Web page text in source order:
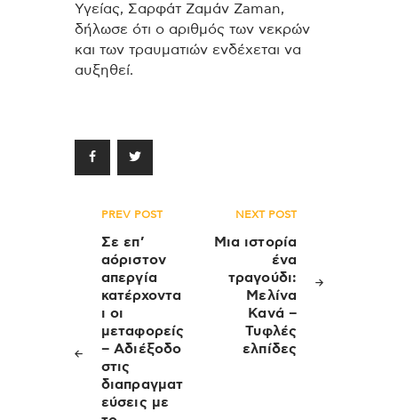
Υγείας, Σαρφάτ Ζαμάν Zaman,
δήλωσε ότι ο αριθμός των νεκρών
και των τραυματιών ενδέχεται να
αυξηθεί.
Πλοήγηση
άρθρων
PREV POST
Σε επ’
αόριστον
απεργία
κατέρχοντα
ι οι
μεταφορείς
– Αδιέξοδο
στις
διαπραγματ
εύσεις με
NEXT POST
Μια ιστορία
ένα
τραγούδι:
Μελίνα
Κανά –
Τυφλές
ελπίδες